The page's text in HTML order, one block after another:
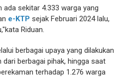
sekitar 4.333 warga yang
e-KTP sejak Februari 2024 lalu,
Riduan.
berbagai upaya yang dilakukan
berbagai pihak, hingga saat
terhadap 1.276 warga